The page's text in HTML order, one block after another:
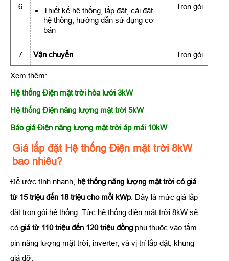
6
Thiết kế hệ thống, lắp đặt, cài đặt
hệ thống, hướng dẫn sử dụng cơ
bản
Trọn gói
7 Vận chuyển Trọn gói
Xem thêm:
Hệ thống Điện mặt trời hòa lưới 3kW
Hệ thống Điện năng lượng mặt trời 5kW
Báo giá Điện năng lượng mặt trời áp mái 10kW
Giá lắp đặt Hệ thống Điện mặt trời 8kW
bao nhiêu?
Để ước tính nhanh, hệ thống năng lượng mặt trời có giá
từ 15 triệu đến 18 triệu cho mỗi kWp. Đây là mức giá lắp
đặt trọn gói hệ thống. Tức hệ thống điện mặt trời 8kW sẽ
có giá từ 110 triệu đến 120 triệu đồng phụ thuộc vào tấm
pin năng lượng mặt trời, inverter, và vị trí lắp đặt, khung
giá đỡ.